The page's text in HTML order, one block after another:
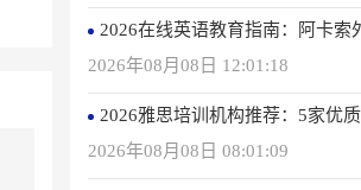
2026在线英语教育指南：阿卡索外教如何
2026年08月08日 12:01:18
2026雅思培训机构推荐：5家优
2026年08月08日 08:01:09